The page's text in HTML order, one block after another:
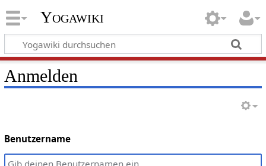
Yogawiki
Anmelden
Benutzername